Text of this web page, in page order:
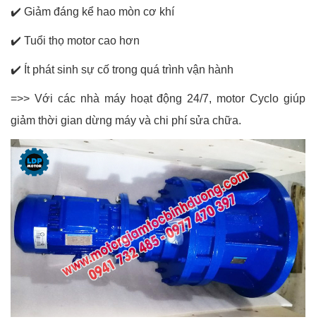
✔️ Giảm đáng kể hao mòn cơ khí
✔️ Tuổi thọ motor cao hơn
✔️ Ít phát sinh sự cố trong quá trình vận hành
=>> Với các nhà máy hoạt động 24/7, motor Cyclo giúp
giảm thời gian dừng máy và chi phí sửa chữa.